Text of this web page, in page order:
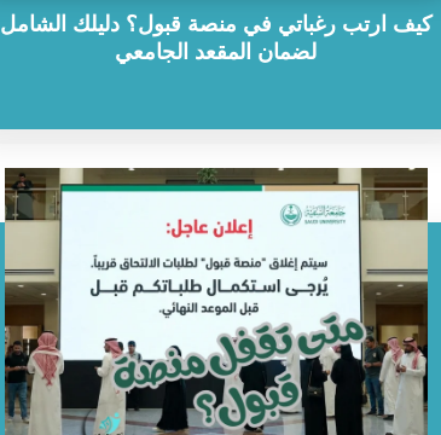
كيف ارتب رغباتي في منصة قبول؟ دليلك الشامل
لضمان المقعد الجامعي